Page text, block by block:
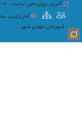
آخرین بروزرسانی سایت : 1405/05/14 08:17
آمار بازدید
.: شهرداری مهدی شهر :.